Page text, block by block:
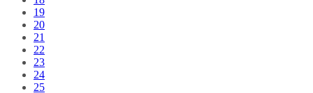
19
20
21
22
23
24
25